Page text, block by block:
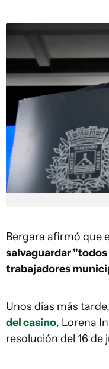
Bergara afirmó que
salvaguardar "todos
trabajadores
Unos días más tarde,
del casino, Lorena
resolución del 16 de